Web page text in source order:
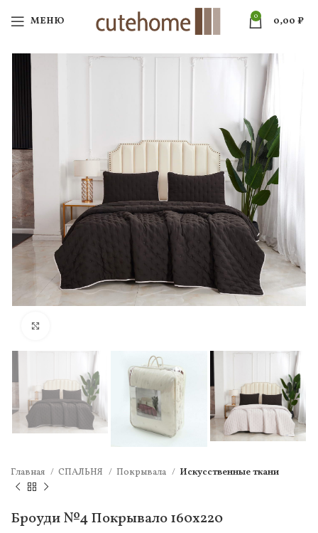
МЕНЮ 0 0,00 ₽
Главная СПАЛЬНЯ Покрывала Искусственные ткани
Броуди №4 Покрывало 160х220